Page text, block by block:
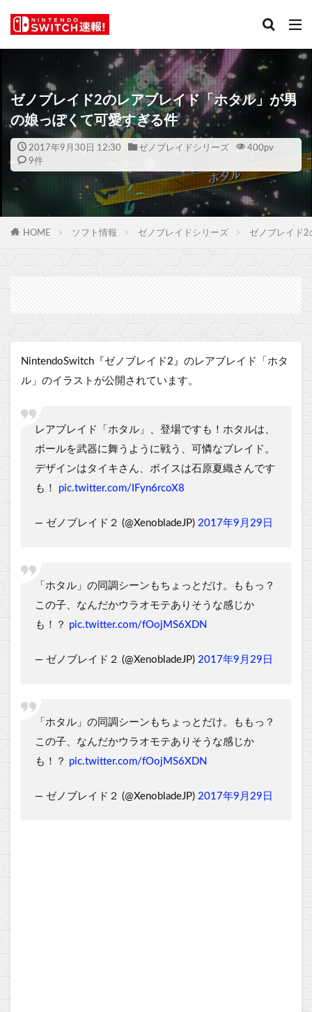
ゼノブレイド2のレアブレイド「ホタル」が男
の娘っぽくて可愛すぎる件
2017年9月30日 12:30 ゼノブレイドシリーズ 400pv
9件
HOME ソフト情報 ゼノブレイドシリーズ ゼノブレイド
NintendoSwitch『ゼノブレイド2』のレアブレイド「ホタ
ル」のイラストが公開されています。
レアブレイド「ホタル」、登場ですも！ホタルは、
ボールを武器に舞うように戦う、可憐なブレイド。
デザインはタイキさん、ボイスは石原夏織さんです
も！ pic.twitter.com/IFyn6rcoX8
— ゼノブレイド２ (@XenobladeJP) 2017年9月29日
「ホタル」の同調シーンもちょっとだけ。ももっ？
この子、なんだかウラオモテありそうな感じか
も！？ pic.twitter.com/fOojMS6XDN
— ゼノブレイド２ (@XenobladeJP) 2017年9月29日
「ホタル」の同調シーンもちょっとだけ。ももっ？
この子、なんだかウラオモテありそうな感じか
も！？ pic.twitter.com/fOojMS6XDN
— ゼノブレイド２ (@XenobladeJP) 2017年9月29日